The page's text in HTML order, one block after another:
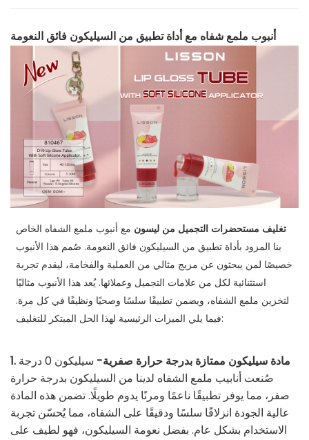
أنبوب ملمع شفاه مع أداة تطبيق من السيليكون فائق النعومة
تغليف مستحضرات التجميل من ليسون مع أنبوب ملمع الشفاه الخاص
بنا المزود بأداة تطبيق من السيليكون فائق النعومة. صُمم هذا الأنبوب
خصيصًا لمن يبحثون عن مزيج مثالي من العملية والفخامة، ليقدم تجربة
استثنائية لكل من علامات التجميل وعملائها. يُعد هذا الأنبوب مثاليًا
لتخزين ملمع الشفاه، ويضمن تطبيقًا سلسًا وصحيًا ونظيفًا في كل مرة.
فيما يلي الميزات الرئيسية لهذا الحل المبتكر للتغليف:
1. مادة سيليكون ممتازة بدرجة حرارة صفرية- سيليكون 0 درجة
صُنعت أنابيب ملمع الشفاه لدينا من السيليكون بدرجة حرارة
صفر، مما يوفر تطبيقًا ناعمًا ومرنًا يدوم طويلًا. تضمن هذه المادة
عالية الجودة انزلاقًا سلسًا ودقيقًا على الشفاه، مما يُحسّن تجربة
الاستخدام بشكل عام. بفضل نعومة السيليكون، فهو لطيف على